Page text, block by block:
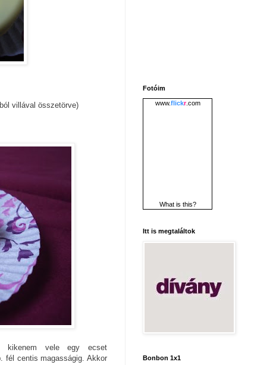
villával összetörve)
kikenem vele egy ecset
fél centis magasságig. Akkor
Fotóim
www.flickr.com
What is this?
Itt is megtaláltok
Bonbon 1x1